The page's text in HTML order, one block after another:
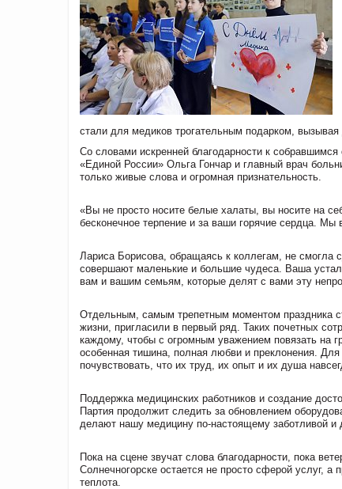
стали для медиков трогательным подарком,
Со словами искренней благодарности к
«Единой России» Ольга Гончар и главный врач
только живые слова и огромная признательность.
«Вы не просто носите белые халаты, вы носите на
бесконечное терпение и за ваши горячие сердца.
Лариса Борисова, обращаясь к коллегам, не
совершают маленькие и большие чудеса. Ваша
вам и вашим семьям, которые делят с вами эту
Отдельным, самым трепетным моментом праздника
жизни, пригласили в первый ряд. Таких почетных
каждому, чтобы с огромным уважением повязать на
особенная тишина, полная любви и преклонения.
почувствовать, что их труд, их опыт и их душа
Поддержка медицинских работников и создание
Партия продолжит следить за обновлением
делают нашу медицину по-настоящему заботливой и
Пока на сцене звучат слова благодарности, пока
Солнечногорске остается не просто сферой услуг,
теплота.